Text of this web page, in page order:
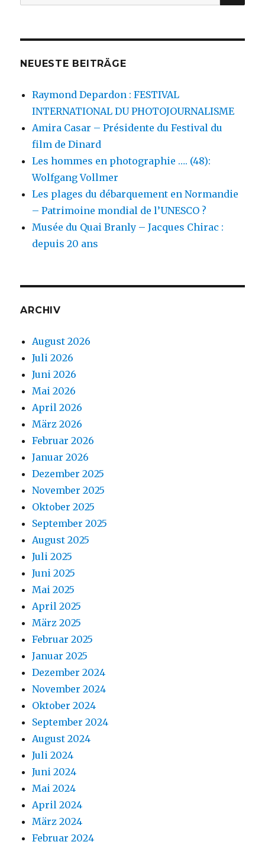
nach:
NEUESTE BEITRÄGE
Raymond Depardon : FESTIVAL
INTERNATIONAL DU PHOTOJOURNALISME
Amira Casar – Présidente du Festival du
film de Dinard
Les hommes en photographie …. (48):
Wolfgang Vollmer
Les plages du débarquement en Normandie
– Patrimoine mondial de l’UNESCO ?
Musée du Quai Branly – Jacques Chirac :
depuis 20 ans
ARCHIV
August 2026
Juli 2026
Juni 2026
Mai 2026
April 2026
März 2026
Februar 2026
Januar 2026
Dezember 2025
November 2025
Oktober 2025
September 2025
August 2025
Juli 2025
Juni 2025
Mai 2025
April 2025
März 2025
Februar 2025
Januar 2025
Dezember 2024
November 2024
Oktober 2024
September 2024
August 2024
Juli 2024
Juni 2024
Mai 2024
April 2024
März 2024
Februar 2024